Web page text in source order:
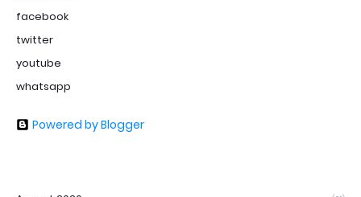
facebook
twitter
youtube
whatsapp
Powered by Blogger